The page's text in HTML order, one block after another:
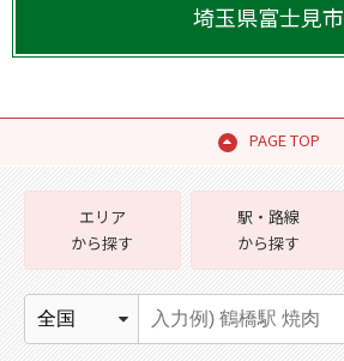
埼玉県富士見市
PAGE TOP
エリア
から探す
駅・路線
から探す